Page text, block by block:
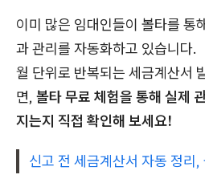
이미 많은 임대인들이 볼타를 통
과 관리를 자동화하고 있습니다.
월 단위로 반복되는 세금계산서
면, 볼타 무료 체험을 통해 실제
지는지 직접 확인해 보세요!
신고 전 세금계산서 자동 정